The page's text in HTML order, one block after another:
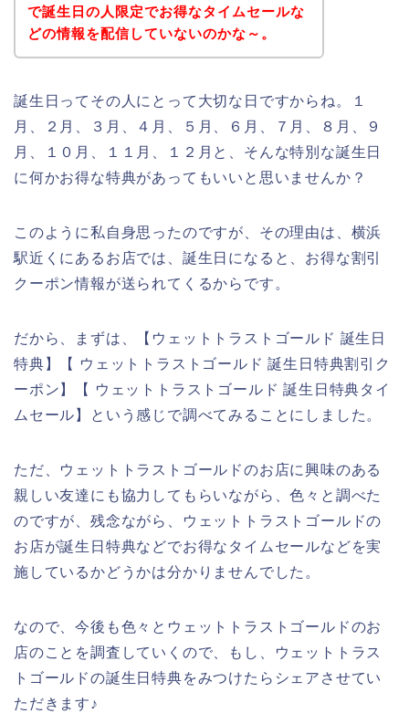
で誕生日の人限定でお得なタイムセールな
どの情報を配信していないのかな～。
誕生日ってその人にとって大切な日ですからね。１
月、２月、３月、４月、５月、６月、７月、８月、９
月、１０月、１１月、１２月と、そんな特別な誕生日
に何かお得な特典があってもいいと思いませんか？
このように私自身思ったのですが、その理由は、横浜
駅近くにあるお店では、誕生日になると、お得な割引
クーポン情報が送られてくるからです。
だから、まずは、【ウェットトラストゴールド 誕生日
特典】【 ウェットトラストゴールド 誕生日特典割引ク
ーポン】【 ウェットトラストゴールド 誕生日特典タイ
ムセール】という感じで調べてみることにしました。
ただ、ウェットトラストゴールドのお店に興味のある
親しい友達にも協力してもらいながら、色々と調べた
のですが、残念ながら、ウェットトラストゴールドの
お店が誕生日特典などでお得なタイムセールなどを実
施しているかどうかは分かりませんでした。
なので、今後も色々とウェットトラストゴールドのお
店のことを調査していくので、もし、ウェットトラス
トゴールドの誕生日特典をみつけたらシェアさせてい
ただきます♪